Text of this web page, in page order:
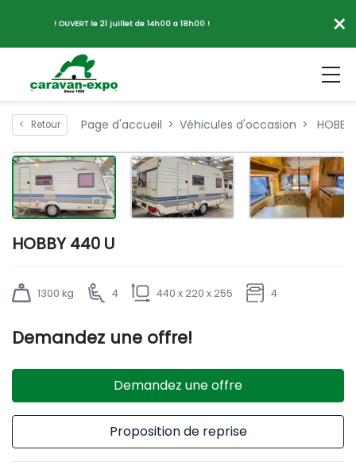
! OUVERT le 21 juillet de 14h00 a 18h00 ! ×
< Retour Page d'accueil Véhicules d'occasion
HOBBY 440 U
1300 kg 4 440 x 220 x 255 4
Demandez une offre!
Demandez une offre
Proposition de reprise